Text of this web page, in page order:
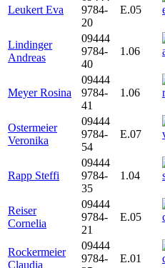
Leukert Eva
9784-
20
E.05
Lindinger
Andreas
09444
9784-
40
1.06
Meyer Rosina
09444
9784-
41
1.06
Ostermeier
Veronika
09444
9784-
54
E.07
Rapp Steffi
09444
9784-
35
1.04
Reiser
Cornelia
09444
9784-
21
E.05
Rockermeier
Claudia
09444
9784-
E.01